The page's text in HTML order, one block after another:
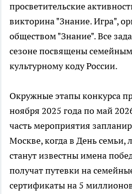
просветительские
викторина "Знание. Игра",
обществом "Знание". Все
сезоне посвящены
культурному коду России.
Окружные этапы конкурса
ноября 2025 года по май
часть мероприятия
Москве, когда в День семьи,
станут известны имена
получат путевки на
сертификаты на 5